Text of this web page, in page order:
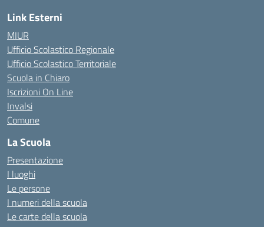
Link Esterni
MIUR
Ufficio Scolastico Regionale
Ufficio Scolastico Territoriale
Scuola in Chiaro
Iscrizioni On Line
Invalsi
Comune
La Scuola
Presentazione
I luoghi
Le persone
I numeri della scuola
Le carte della scuola